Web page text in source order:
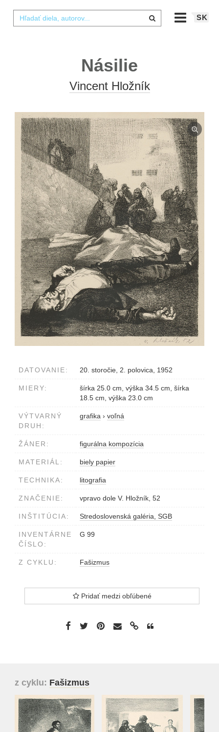
SK
Násilie
Vincent Hložník
DATOVANIE: 20. storočie, 2. polovica, 1952
MIERY:
šírka 25.0 cm, výška 34.5 cm, šírka
18.5 cm, výška 23.0 cm
VÝTVARNÝ
DRUH:
grafika › voľná
ŽÁNER: figurálna kompozícia
MATERIÁL: biely papier
TECHNIKA: litografia
ZNAČENIE: vpravo dole V. Hložník, 52
INŠTITÚCIA: Stredoslovenská galéria, SGB
INVENTÁRNE
ČÍSLO:
G 99
Z CYKLU: Fašizmus
Pridať medzi obľúbené
z cyklu: Fašizmus